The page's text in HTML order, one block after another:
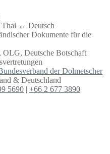
Thai ↔︎ Deutsch
Dokumente für die
OLG, Deutsche Botschaft
der Dolmetscher
& Deutschland
5690 | +66 2 677 3890